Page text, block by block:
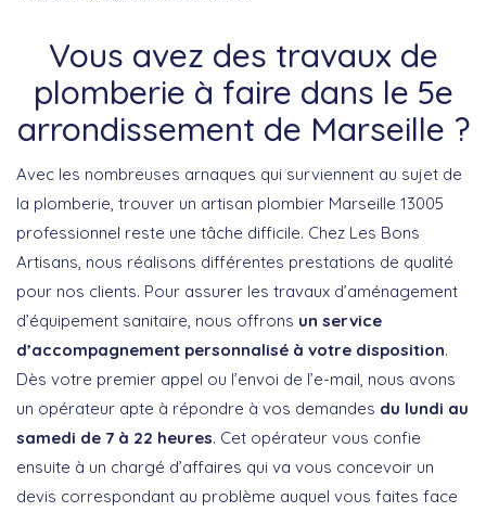
Vous avez des travaux de
plomberie à faire dans le 5e
arrondissement de Marseille ?
Avec les nombreuses arnaques qui surviennent au sujet de
la plomberie, trouver un artisan plombier Marseille 13005
professionnel reste une tâche difficile. Chez Les Bons
Artisans, nous réalisons différentes prestations de qualité
pour nos clients. Pour assurer les travaux d’aménagement
d’équipement sanitaire, nous offrons un service
d’accompagnement personnalisé à votre disposition.
Dès votre premier appel ou l’envoi de l’e-mail, nous avons
un opérateur apte à répondre à vos demandes du lundi au
samedi de 7 à 22 heures. Cet opérateur vous confie
ensuite à un chargé d’affaires qui va vous concevoir un
devis correspondant au problème auquel vous faites face